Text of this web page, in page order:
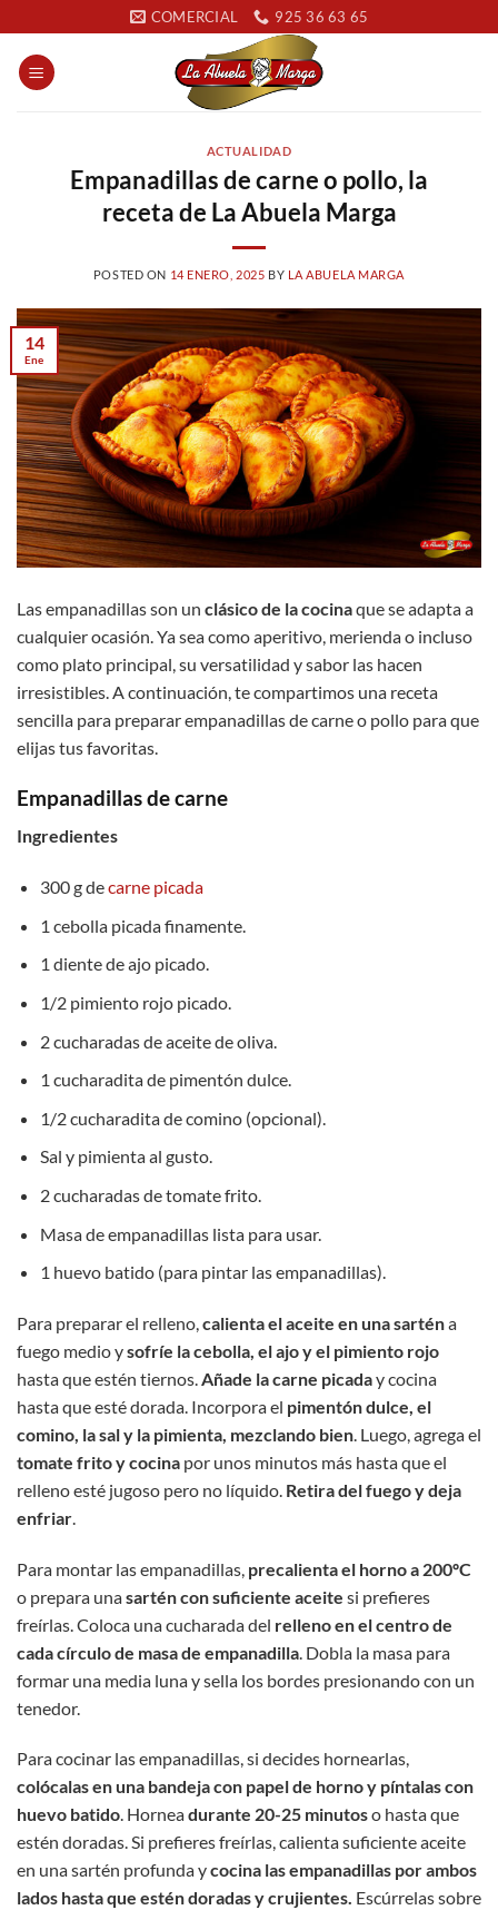
al
contenido
COMERCIAL 925 36 63 65
ACTUALIDAD
Empanadillas de carne o pollo, la
receta de La Abuela Marga
POSTED ON 14 ENERO, 2025 BY LA ABUELA MARGA
14
Ene
Las empanadillas son un clásico de la cocinaque se adapta a
cualquier ocasión. Ya sea como aperitivo, merienda o incluso
como plato principal, su versatilidad y sabor las hacen
irresistibles. A continuación, te compartimos una receta
sencilla para preparar empanadillas de carne o pollo para que
elijas tus favoritas.
Empanadillas de carne
Ingredientes
300 g decarne picada
1 cebolla picada finamente.
1 diente de ajo picado.
1/2 pimiento rojo picado.
2 cucharadas de aceite de oliva.
1 cucharadita de pimentón dulce.
1/2 cucharadita de comino (opcional).
Sal y pimienta al gusto.
2 cucharadas de tomate frito.
Masa de empanadillas lista para usar.
1 huevo batido (para pintar las empanadillas).
Para preparar el relleno,calienta el aceite en una sarténa
fuego medio ysofríe la cebolla, el ajo y el pimiento rojo
hasta que estén tiernos.Añade la carne picaday cocina
hasta que esté dorada. Incorpora el pimentón dulce, el
comino, la sal y la pimienta, mezclando bien. Luego, agrega el
tomate frito y cocina por unos minutos más hasta que el
relleno esté jugoso pero no líquido. Retira del fuego y deja
enfriar.
Para montar las empanadillas, precalienta el horno a 200ºC
o prepara unasartén con suficiente aceite si prefieres
freírlas. Coloca una cucharada del relleno en el centro de
cada círculo de masa de empanadilla . Dobla la masa para
formar una media luna y sella los bordes presionando con un
tenedor.
Para cocinar las empanadillas, si decides hornearlas,
colócalas en una bandeja con papel de horno y píntalas con
huevo batido. Horneadurante 20-25 minutoso hasta que
estén doradas. Si prefieres freírlas, calienta suficiente aceite
en una sartén profunda ycocina las empanadillas por ambos
lados hasta que estén doradas y crujientes. Escúrrelas sobre